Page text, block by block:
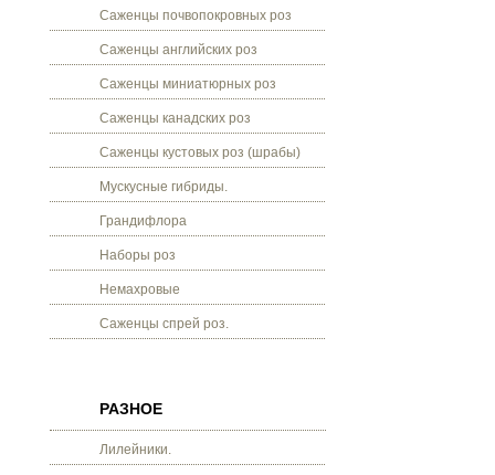
Саженцы почвопокровных роз
Саженцы английских роз
Саженцы миниатюрных роз
Саженцы канадских роз
Саженцы кустовых роз (шрабы)
Мускусные гибриды.
Грандифлора
Наборы роз
Немахровые
Саженцы спрей роз.
РАЗНОЕ
Лилейники.